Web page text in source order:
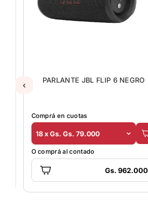
PARLANTE JBL FLIP 6 NEGRO
Comprá en cuotas
18 x Gs. Gs. 79.000
O comprá al contado
Gs. 962.000
‹